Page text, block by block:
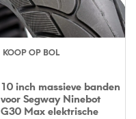
KOOP OP BOL
10 inch massieve banden
voor Segway Ninebot
G30 Max elektrische